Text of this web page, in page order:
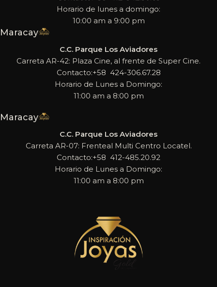
Horario de lunes a domingo:
10:00 am a 9:00 pm
Maracay
C.C. Parque Los Aviadores
Carreta AR-42: Plaza Cine, al frente de Super Cine.
Contacto:+58 424-306.67.28
Horario de Lunes a Domingo:
11:00 am a 8:00 pm
Maracay
C.C. Parque Los Aviadores
Carreta AR-07: Frenteal Multi Centro Locatel.
Contacto:+58 412-485.20.92
Horario de Lunes a Domingo:
11:00 am a 8:00 pm